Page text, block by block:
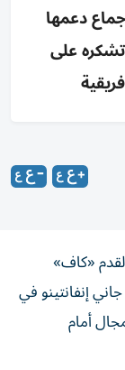
دعمها
على
«كاف»
إنفانتينو في
أمام